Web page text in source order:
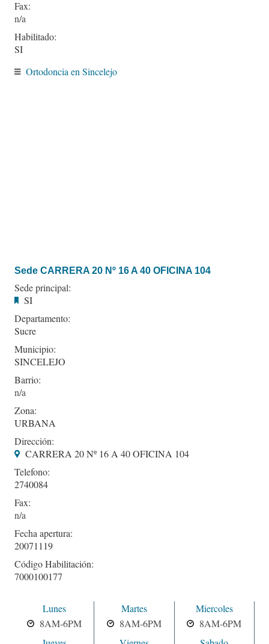
Fax:
Habilitado:
SI
Ortodoncia en Sincelejo
Sede CARRERA 20 Nº 16 A 40 OFICINA 104
Sede principal:
SI
Departamento:
Sucre
Municipio:
SINCELEJO
Barrio:
Zona:
URBANA
Dirección:
CARRERA 20 Nº 16 A 40 OFICINA 104
Telefono:
2740084
Fax:
Fecha apertura:
20071119
Código Habilitación:
7000100177
Lunes
8AM-6PM
Martes
8AM-6PM
Miercoles
8AM-6PM